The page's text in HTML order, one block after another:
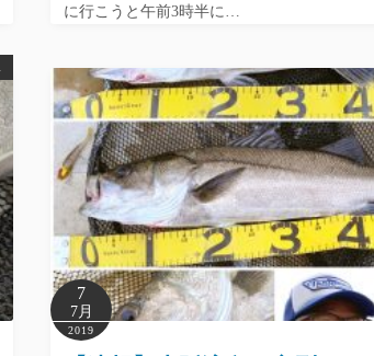
に行こうと午前3時半に…
7
7月
2019